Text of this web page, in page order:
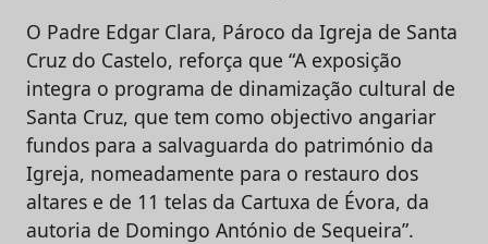
O Padre Edgar Clara, Pároco da Igreja de Santa
Cruz do Castelo, reforça que “A exposição
integra o programa de dinamização cultural de
Santa Cruz, que tem como objectivo angariar
fundos para a salvaguarda do património da
Igreja, nomeadamente para o restauro dos
altares e de 11 telas da Cartuxa de Évora, da
autoria de Domingo António de Sequeira”.